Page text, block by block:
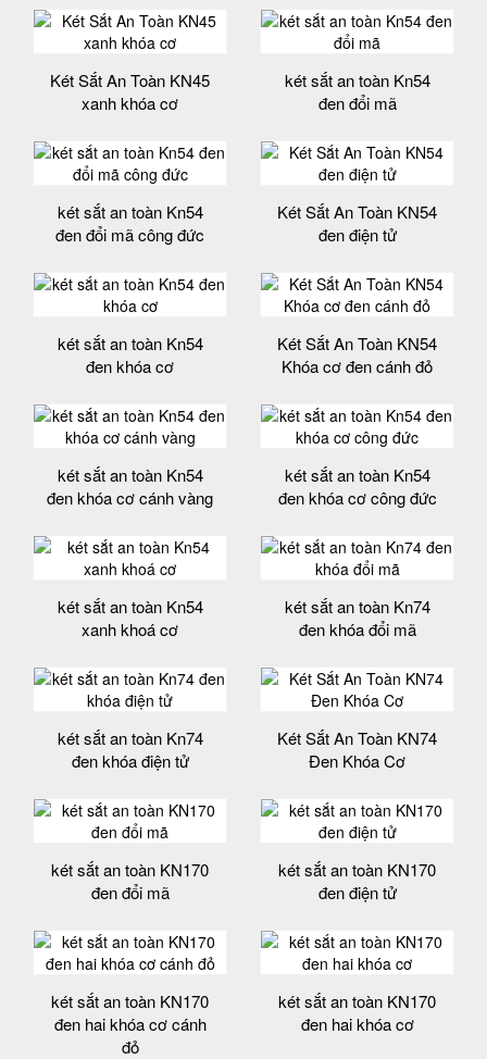
Két Sắt An Toàn KN45
xanh khóa cơ
két sắt an toàn Kn54
đen đổi mã
két sắt an toàn Kn54
đen đổi mã công đức
Két Sắt An Toàn KN54
đen điện tử
két sắt an toàn Kn54
đen khóa cơ
Két Sắt An Toàn KN54
Khóa cơ đen cánh đỏ
két sắt an toàn Kn54
đen khóa cơ cánh vàng
két sắt an toàn Kn54
đen khóa cơ công đức
két sắt an toàn Kn54
xanh khoá cơ
két sắt an toàn Kn74
đen khóa đổi mã
két sắt an toàn Kn74
đen khóa điện tử
Két Sắt An Toàn KN74
Đen Khóa Cơ
két sắt an toàn KN170
đen đổi mã
két sắt an toàn KN170
đen điện tử
két sắt an toàn KN170
đen hai khóa cơ cánh
đỏ
két sắt an toàn KN170
đen hai khóa cơ